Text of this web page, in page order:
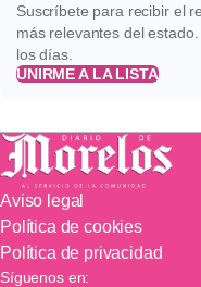
Suscríbete para recibir el
más relevantes del
los días.
UNIRME A LA LISTA
Aviso legal
Política de cookies
Política de privacidad
Síguenos en: